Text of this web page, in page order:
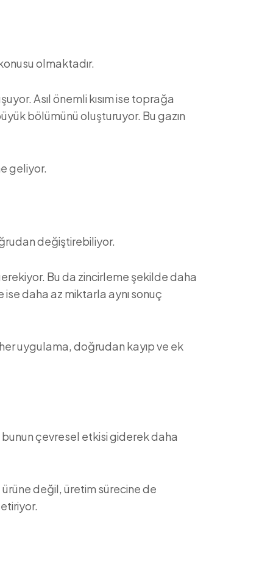
olmaktadır.
Asıl önemli kısım ise toprağa
bölümünü oluşturuyor. Bu gazın
geliyor.
değiştirebiliyor.
Bu da zincirleme şekilde daha
daha az miktarla aynı sonuç
uygulama, doğrudan kayıp ve ek
bunun çevresel etkisi giderek daha
değil, üretim sürecine de